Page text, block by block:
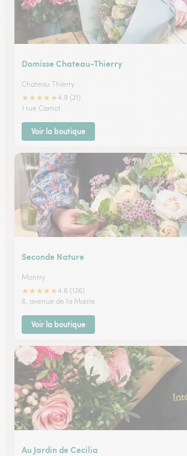
Domisse Chateau-Thierry
Chateau Thierry
★★★★★4.9 (21)
1 rue Carnot
Voir la boutique
Seconde Nature
Montry
★★★★★4.6 (126)
6, avenue de la Mairie
Voir la boutique
Au Jardin de Cecilia